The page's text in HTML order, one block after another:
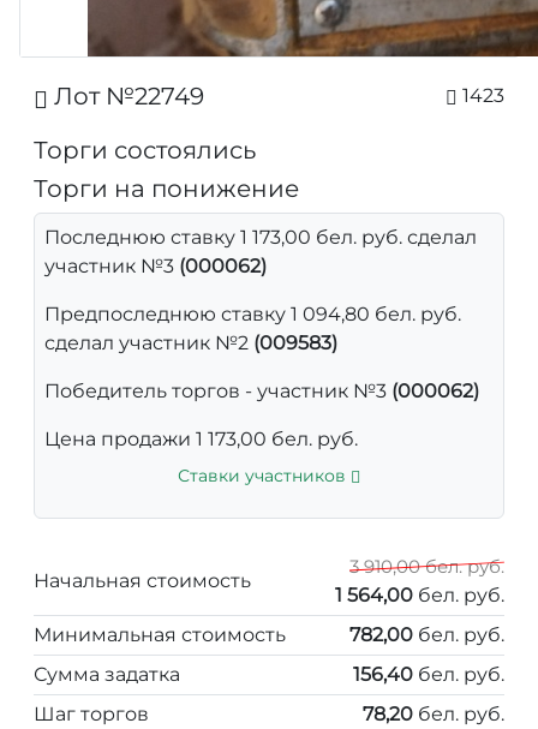
Лот №22749 1423
Торги состоялись
Торги на понижение
Последнюю ставку 1 173,00 бел. руб. сделал
участник №3 (000062)
Предпоследнюю ставку 1 094,80 бел. руб.
сделал участник №2 (009583)
Победитель торгов - участник №3 (000062)
Цена продажи 1 173,00 бел. руб.
Ставки участников
Начальная стоимость
3 910,00 бел. руб.
1 564,00 бел. руб.
Минимальная стоимость
782,00 бел. руб.
Сумма задатка
156,40 бел. руб.
Шаг торгов
78,20 бел. руб.